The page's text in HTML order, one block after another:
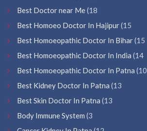
Best Doctor near Me(18
Best Homoeo Doctor In Hajipur(15
Best Homoeopathic Doctor In Bihar(15
Best Homoeopathic Doctor In India (14
Best Homoeopathic Doctor In Patna (10
Best Kidney Doctor In Patna (13
Best Skin Doctor In Patna (13
Body Immune System (3